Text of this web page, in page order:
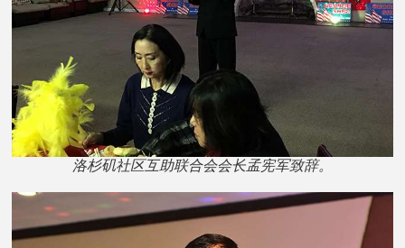
洛杉矶社区互助联合会会长孟宪军致辞。